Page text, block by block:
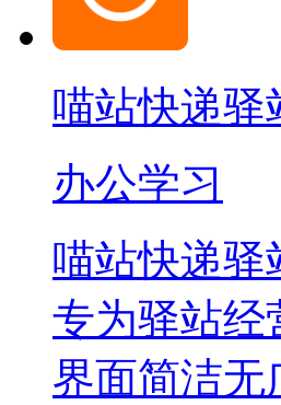
喵站快递驿
办公学习
喵站快递驿
专为驿站经
界面简洁无